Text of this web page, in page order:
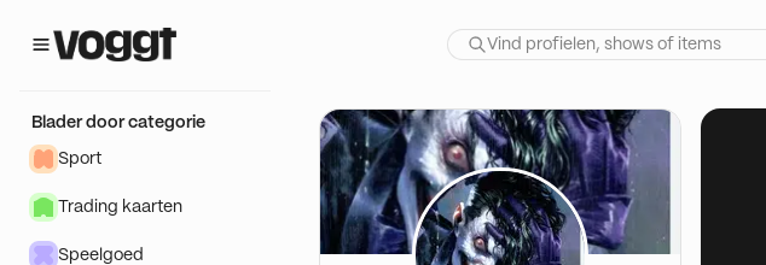
Blader door categorie
Sport
Trading kaarten
Speelgoed